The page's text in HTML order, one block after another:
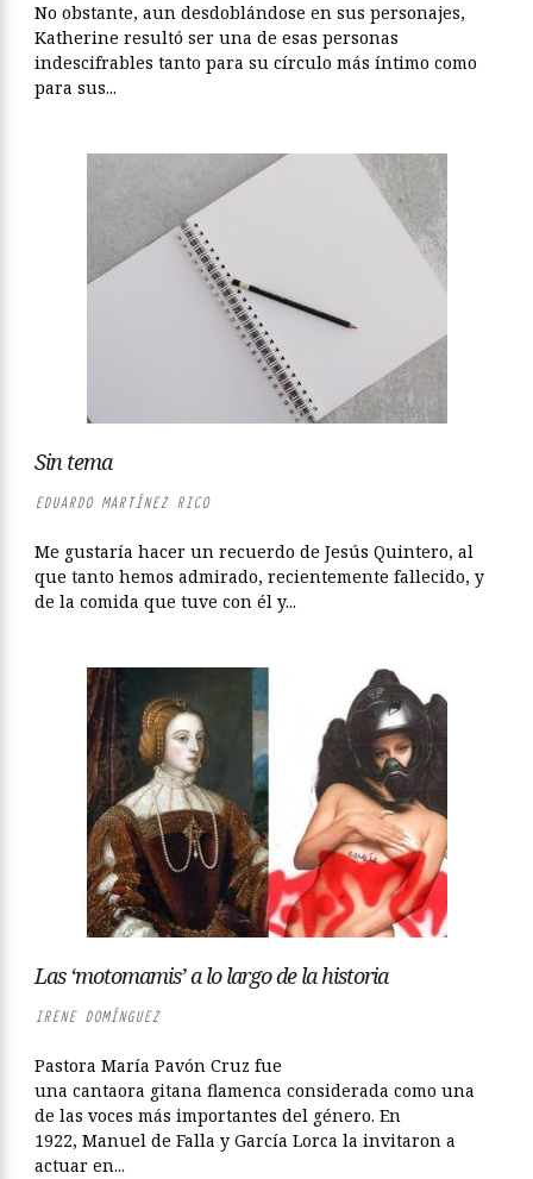
No obstante, aun desdoblándose en sus personajes,
Katherine resultó ser una de esas personas
indescifrables tanto para su círculo más íntimo como
para sus...
Sin tema
EDUARDO MARTÍNEZ RICO
Me gustaría hacer un recuerdo de Jesús Quintero, al
que tanto hemos admirado, recientemente fallecido, y
de la comida que tuve con él y...
Las ‘motomamis’ a lo largo de la historia
IRENE DOMÍNGUEZ
Pastora María Pavón Cruz fue
una cantaora gitana flamenca considerada como una
de las voces más importantes del género. En
1922, Manuel de Falla y García Lorca la invitaron a
actuar en...